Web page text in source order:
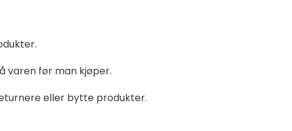
varen før man kjøper.
eller bytte produkter.